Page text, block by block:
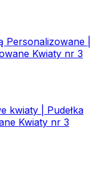
Personalizowane |
Kwiaty nr 3
kwiaty | Pudełka
Kwiaty nr 3